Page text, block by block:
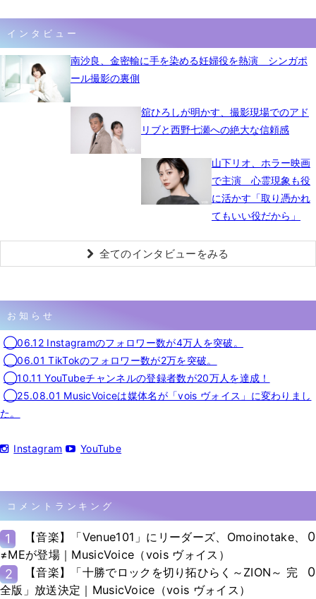
インタビュー
南沙良、金密輸に手を染める妊婦役を熱演 シンガポ
ール撮影の裏側
舘ひろしが明かす、撮影現場でのアド
リブと西野七瀬への絶大な信頼感
山下リオ、ホラー映画
で主演 心霊現象も役
に活かす「取り憑かれ
てもいい役だから」
全てのインタビューをみる
お知らせ
◯06.12 Instagramのフォロワー数が4万人を突破。
◯06.01 TikTokのフォロワー数が2万を突破。
◯10.11 YouTubeチャンネルの登録者数が20万人を達成！
◯25.08.01 MusicVoiceは媒体名が「vois ヴォイス」に変わりまし
た。
Instagram YouTube
コメントランキング
1
【音楽】「Venue101」にリーダーズ、Omoinotake、
≠MEが登場｜MusicVoice（vois ヴォイス）
0
2
【音楽】「十勝でロックを切り拓ひらく～ZION～ 完
全版」放送決定｜MusicVoice（vois ヴォイス）
0